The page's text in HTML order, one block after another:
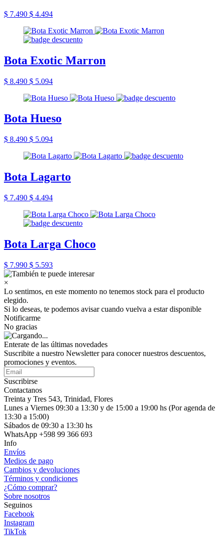
$ 7.490 $ 4.494
Bota Exotic Marron
$ 8.490 $ 5.094
Bota Hueso
$ 8.490 $ 5.094
Bota Lagarto
$ 7.490 $ 4.494
Bota Larga Choco
$ 7.990 $ 5.593
×
Lo sentimos, en este momento no tenemos stock para el producto
elegido.
Si lo deseas, te podemos avisar cuando vuelva a estar disponible
Notificarme
No gracias
Enterate de las últimas novedades
Suscribite a nuestro Newsletter para conocer nuestros descuentos,
promociones y eventos.
Suscribirse
Contactanos
Treinta y Tres 543, Trinidad, Flores
Lunes a Viernes 09:30 a 13:30 y de 15:00 a 19:00 hs (Por agenda de
13:30 a 15:00)
Sábados de 09:30 a 13:30 hs
WhatsApp +598 99 366 693
Info
Envíos
Medios de pago
Cambios y devoluciones
Términos y condiciones
¿Cómo comprar?
Sobre nosotros
Seguinos
Facebook
Instagram
TikTok